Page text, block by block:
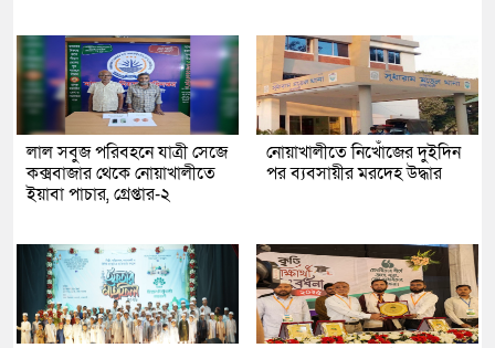
লাল সবুজ পরিবহনে যাত্রী সেজে
কক্সবাজার থেকে নোয়াখালীতে
ইয়াবা পাচার, গ্রেপ্তার-২
নোয়াখালীতে নিখোঁজের দুইদিন
পর ব্যবসায়ীর মরদেহ উদ্ধার